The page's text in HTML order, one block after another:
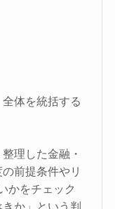
体を統括する
理した金融・
前提条件やリ
かをチェック
か」という判